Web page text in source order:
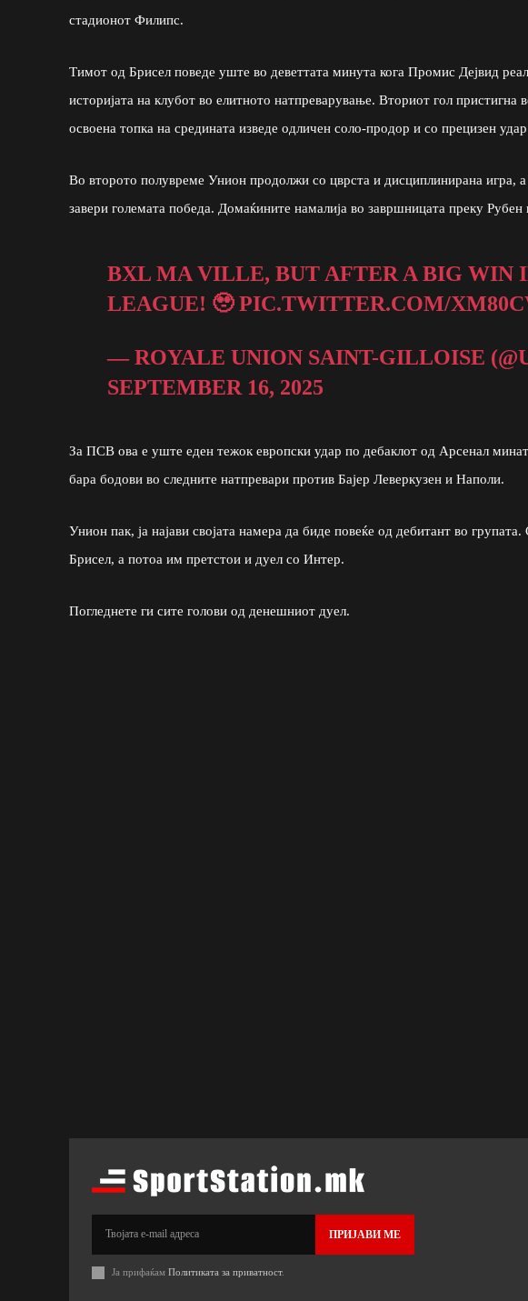
стадионот Филипс.
Тимот од Брисел поведе уште во деветтата минута кога Промис Дејвид
историјата на клубот во елитното натпреварување. Вториот гол
освоена топка на средината изведе одличен соло-продор и со прецизен
Во второто полувреме Унион продолжи со цврста и дисциплинирана игра,
завери големата победа. Домаќините намалија во завршницата преку
BXL MA VILLE, BUT AFTER A BIG WIN
LEAGUE! 🥹PIC.TWITTER.COM/
— ROYALE UNION SAINT-GILLOISE
SEPTEMBER 16, 2025
За ПСВ ова е уште еден тежок европски удар по дебаклот од Арсенал
бара бодови во следните натпревари против Бајер Леверкузен и Наполи.
Унион пак, ја најави својата намера да биде повеќе од дебитант во
Брисел, а потоа им претстои и дуел со Интер.
Погледнете ги сите голови од денешниот дуел.
ПРИЈАВИ МЕ
Ја прифаќам Политиката за приватност.